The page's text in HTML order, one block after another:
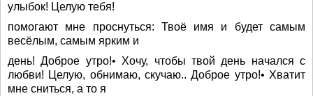
улыбок! Целую тебя!
помогают мне проснуться: Твоё имя и будет самым
весёлым, самым ярким и
день! Доброе утро!• Хочу, чтобы твой день начался с
любви! Целую, обнимаю, скучаю.. Доброе утро!• Хватит
мне сниться, а то я